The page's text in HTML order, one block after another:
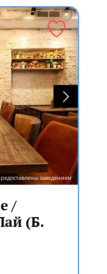
заведением
/
(Б.